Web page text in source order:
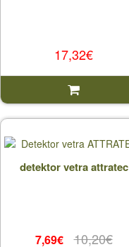
17,32€
detektor vetra attratec
7,69€ 10,20€